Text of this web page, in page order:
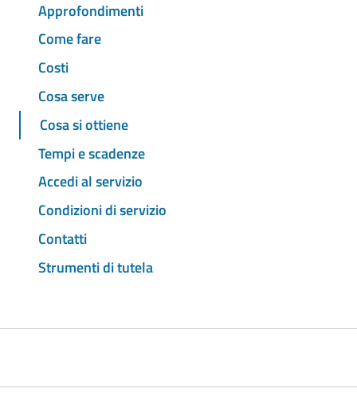
Approfondimenti
Come fare
Costi
Cosa serve
Cosa si ottiene
Tempi e scadenze
Accedi al servizio
Condizioni di servizio
Contatti
Strumenti di tutela